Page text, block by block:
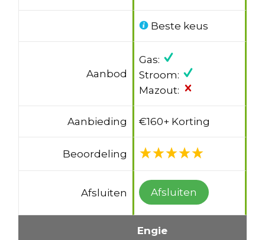
Beste keus
Aanbod
Gas:
Stroom:
Mazout:
Aanbieding €160+ Korting
Beoordeling
Afsluiten Afsluiten
Engie